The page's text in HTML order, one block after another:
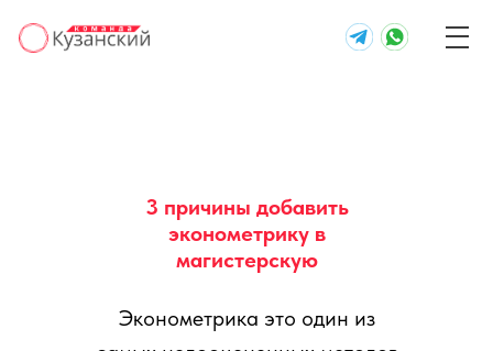
3 причины добавить
эконометрику в
магистерскую
Эконометрика это один из